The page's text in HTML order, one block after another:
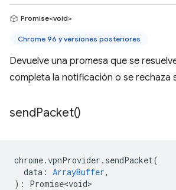
Promise<void>
Chrome 96 y versiones posteriores
Devuelve una promesa que se
completa la notificación o se rechaza
sendPacket()
chrome.vpnProvider . sendPacket(
data : ArrayBuffer,
) : Promise<void>